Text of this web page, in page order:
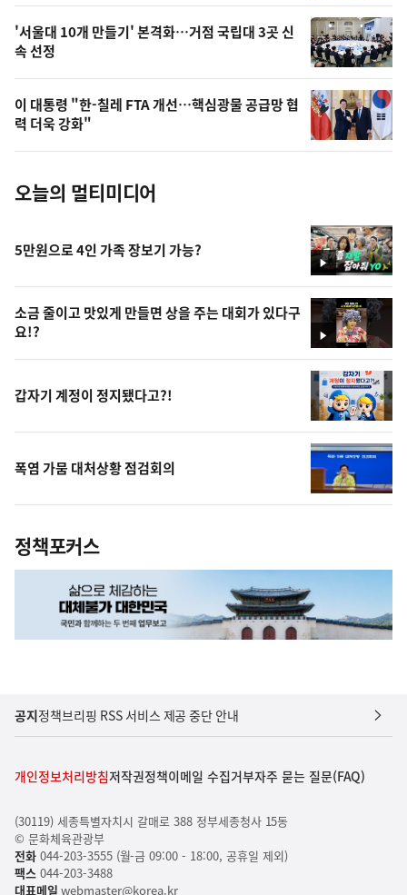
오
늘
의
사
진
'서울대 10개 만들기' 본격화…거점 국립대 3곳 신
속 선정
이 대통령 "한-칠레 FTA 개선…핵심광물 공급망 협
력 더욱 강화"
오늘의 멀티미디어
영
상
5만원으로 4인 가족 장보기 가능?
영
상
소금 줄이고 맛있게 만들면 상을 주는 대회가 있다구
요!?
갑자기 계정이 정지됐다고?!
폭염 가뭄 대처상황 점검회의
정책포커스
공지정책브리핑 RSS 서비스 제공 중단 안내
개인정보처리방침저작권정책이메일 수집거부자주 묻는 질문(FAQ)
(30119) 세종특별자치시 갈매로 388 정부세종청사 15동
© 문화체육관광부
전화044-203-3555 (월-금 09:00 - 18:00, 공휴일 제외)
팩스044-203-3488
대표메일 webmaster@korea.kr